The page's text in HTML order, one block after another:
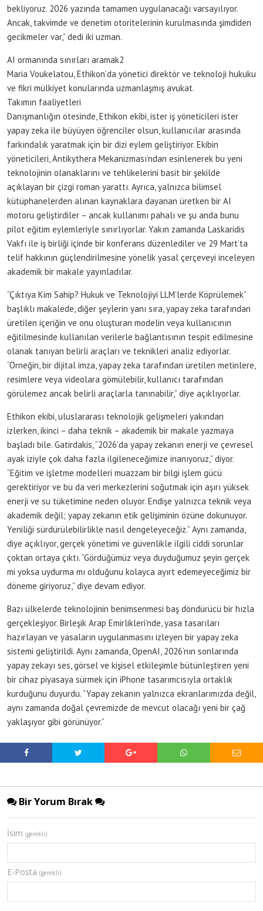
bekliyoruz. 2026 yazında tamamen uygulanacağı varsayılıyor.
Ancak, takvimde ve denetim otoritelerinin kurulmasında şimdiden
gecikmeler var,” dedi iki uzman.
AI ormanında sınırları aramak2
Maria Voukelatou, Ethikon’da yönetici direktör ve teknoloji hukuku
ve fikri mülkiyet konularında uzmanlaşmış avukat.
Takımın faaliyetleri
Danışmanlığın ötesinde, Ethikon ekibi, ister iş yöneticileri ister
yapay zeka ile büyüyen öğrenciler olsun, kullanıcılar arasında
farkındalık yaratmak için bir dizi eylem geliştiriyor. Ekibin
yöneticileri, Antikythera Mekanizması’ndan esinlenerek bu yeni
teknolojinin olanaklarını ve tehlikelerini basit bir şekilde
açıklayan bir çizgi roman yarattı. Ayrıca, yalnızca bilimsel
kütüphanelerden alınan kaynaklara dayanan üretken bir AI
motoru geliştirdiler – ancak kullanımı pahalı ve şu anda bunu
pilot eğitim eylemleriyle sınırlıyorlar. Yakın zamanda Laskaridis
Vakfı ile iş birliği içinde bir konferans düzenlediler ve 29 Mart’ta
telif hakkının güçlendirilmesine yönelik yasal çerçeveyi inceleyen
akademik bir makale yayınladılar.
“Çıktıya Kim Sahip? Hukuk ve Teknolojiyi LLM’lerde Köprülemek”
başlıklı makalede, diğer şeylerin yanı sıra, yapay zeka tarafından
üretilen içeriğin ve onu oluşturan modelin veya kullanıcının
eğitilmesinde kullanılan verilerle bağlantısının tespit edilmesine
olanak tanıyan belirli araçları ve teknikleri analiz ediyorlar.
“Örneğin, bir dijital imza, yapay zeka tarafından üretilen metinlere,
resimlere veya videolara gömülebilir, kullanıcı tarafından
görülemez ancak belirli araçlarla tanınabilir,” diye açıklıyorlar.
Ethikon ekibi, uluslararası teknolojik gelişmeleri yakından
izlerken, ikinci – daha teknik – akademik bir makale yazmaya
başladı bile. Gatirdakis, “2026’da yapay zekanın enerji ve çevresel
ayak iziyle çok daha fazla ilgileneceğimize inanıyoruz,” diyor.
“Eğitim ve işletme modelleri muazzam bir bilgi işlem gücü
gerektiriyor ve bu da veri merkezlerini soğutmak için aşırı yüksek
enerji ve su tüketimine neden oluyor. Endişe yalnızca teknik veya
akademik değil; yapay zekanın etik gelişiminin özüne dokunuyor.
Yeniliği sürdürülebilirlikle nasıl dengeleyeceğiz.” Aynı zamanda,
diye açıklıyor, gerçek yönetimi ve güvenlikle ilgili ciddi sorunlar
çoktan ortaya çıktı. “Gördüğümüz veya duyduğumuz şeyin gerçek
mi yoksa uydurma mı olduğunu kolayca ayırt edemeyeceğimiz bir
döneme giriyoruz,” diye devam ediyor.
Bazı ülkelerde teknolojinin benimsenmesi baş döndürücü bir hızla
gerçekleşiyor. Birleşik Arap Emirlikleri’nde, yasa tasarıları
hazırlayan ve yasaların uygulanmasını izleyen bir yapay zeka
sistemi geliştirildi. Aynı zamanda, OpenAI, 2026’nın sonlarında
yapay zekayı ses, görsel ve kişisel etkileşimle bütünleştiren yeni
bir cihaz piyasaya sürmek için iPhone tasarımcısıyla ortaklık
kurduğunu duyurdu. “Yapay zekanın yalnızca ekranlarımızda değil,
aynı zamanda doğal çevremizde de mevcut olacağı yeni bir çağ
yaklaşıyor gibi görünüyor.”
Bir Yorum Bırak
İsim (gerekli)
E-Posta (gerekli)